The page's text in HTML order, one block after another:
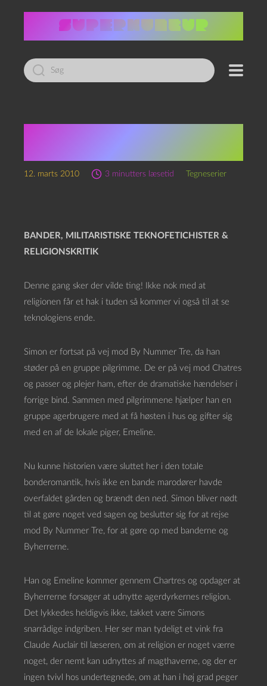
Led
efter:
12. marts 2010 3 minutters læsetid Tegneserier
BANDER, MILITARISTISKE TEKNOFETICHISTER &
RELIGIONSKRITIK
Denne gang sker der vilde ting! Ikke nok med at
religionen får et hak i tuden så kommer vi også til at se
teknologiens ende.
Simon er fortsat på vej mod By Nummer Tre, da han
støder på en gruppe pilgrimme. De er på vej mod Chatres
og passer og plejer ham, efter de dramatiske hændelser i
forrige bind. Sammen med pilgrimmene hjælper han en
gruppe agerbrugere med at få høsten i hus og gifter sig
med en af de lokale piger, Emeline.
Nu kunne historien være sluttet her i den totale
bonderomantik, hvis ikke en bande marodører havde
overfaldet gården og brændt den ned. Simon bliver nødt
til at gøre noget ved sagen og beslutter sig for at rejse
mod By Nummer Tre, for at gøre op med banderne og
Byherrerne.
Han og Emeline kommer gennem Chartres og opdager at
Byherrerne forsøger at udnytte agerdyrkernes religion.
Det lykkedes heldigvis ikke, takket være Simons
snarrådige indgriben. Her ser man tydeligt et vink fra
Claude Auclair til læseren, om at religion er noget værre
noget, der nemt kan udnyttes af magthaverne, og der er
ingen tvivl hos undertegnede, om at han i høj grad peger